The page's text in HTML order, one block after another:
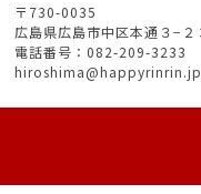
〒730-0035
広島県広島市中区本通３−２
電話番号：082-209-3233